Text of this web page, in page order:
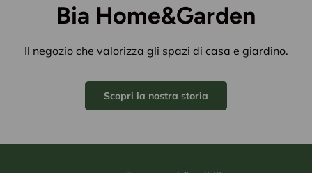
Bia Home&Garden
Il negozio che valorizza gli spazi di casa e giardino.
Scopri la nostra storia